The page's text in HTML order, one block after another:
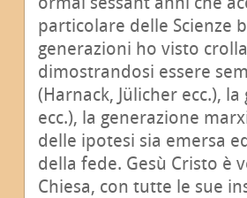
particolare delle Scienze
generazioni ho visto
dimostrandosi essere
(Harnack, Jülicher ecc.),
ecc.), la generazione
delle ipotesi sia emersa
della fede. Gesù Cristo è
Chiesa, con tutte le sue